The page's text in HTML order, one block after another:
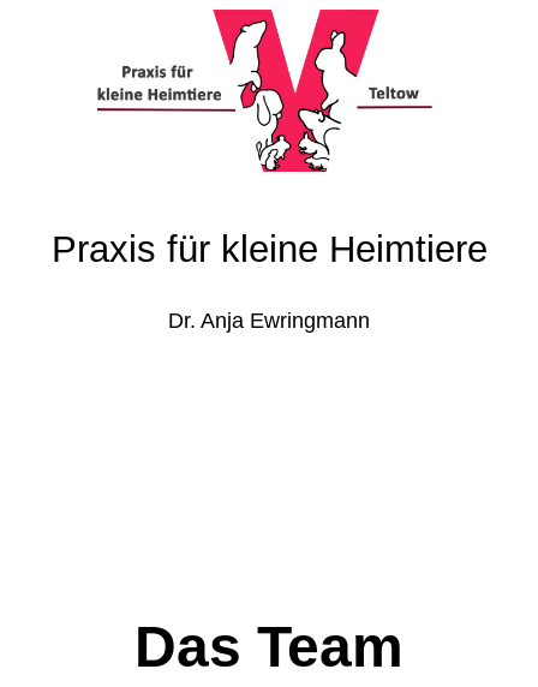
Praxis für kleine Heimtiere
Dr. Anja Ewringmann
Das Team